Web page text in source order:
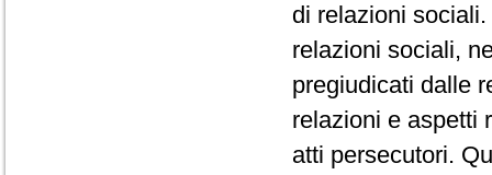
di relazioni
relazioni sociali,
pregiudicati dalle
relazioni e aspetti
atti persecutori.